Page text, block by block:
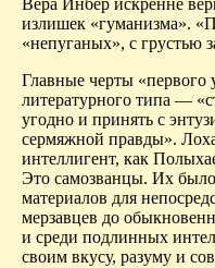
Вера Инбер искренне
излишек «гуманизма».
«непуганых», с грустью
Главные черты «первого
литературного типа —
угодно и принять с
сермяжной правды».
интеллигент, как
Это самозванцы. Их
материалов для
мерзавцев до
и среди подлинных
своим вкусу, разуму и